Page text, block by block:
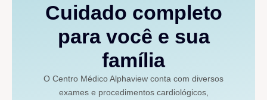
Cuidado completo
para você e sua
família
O Centro Médico Alphaview conta com diversos
exames e procedimentos cardiológicos,